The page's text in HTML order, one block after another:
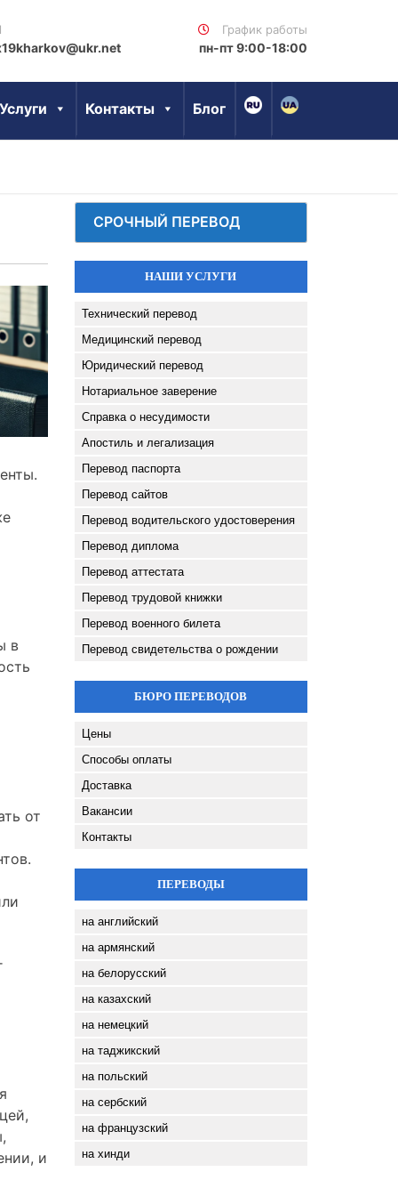
График работы
пн-пт 9:00-18:00
Услуги Контакты Блог
в
от
и
СРОЧНЫЙ ПЕРЕВОД
НАШИ УСЛУГИ
Технический перевод
Медицинский перевод
Юридический перевод
Нотариальное заверение
Справка о несудимости
Апостиль и легализация
Перевод паспорта
Перевод сайтов
Перевод водительского удостоверения
Перевод диплома
Перевод аттестата
Перевод трудовой книжки
Перевод военного билета
Перевод свидетельства о рождении
БЮРО ПЕРЕВОДОВ
Цены
Способы оплаты
Доставка
Вакансии
Контакты
ПЕРЕВОДЫ
на английский
на армянский
на белорусский
на казахский
на немецкий
на таджикский
на польский
на сербский
на французский
на хинди